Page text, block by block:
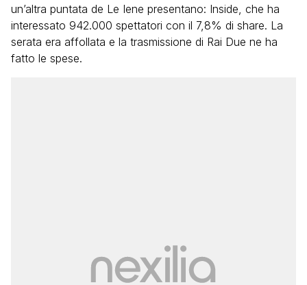
un’altra puntata de Le Iene presentano: Inside, che ha
interessato 942.000 spettatori con il 7,8% di share. La
serata era affollata e la trasmissione di Rai Due ne ha
fatto le spese.